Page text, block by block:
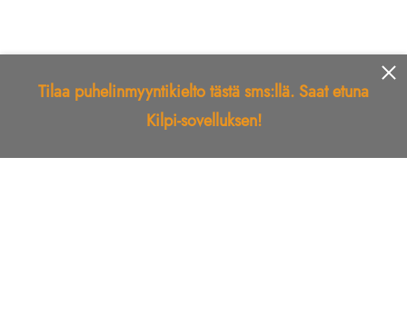
Tilaa puhelinmyyntikielto tästä sms:llä. Saat etuna
Kilpi-sovelluksen!